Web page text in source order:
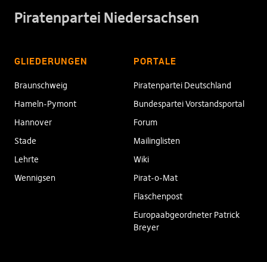
Piratenpartei Niedersachsen
GLIEDERUNGEN
Braunschweig
Hameln-Pymont
Hannover
Stade
Lehrte
Wennigsen
PORTALE
Piratenpartei Deutschland
Bundespartei Vorstandsportal
Forum
Mailinglisten
Wiki
Pirat-o-Mat
Flaschenpost
Europaabgeordneter Patrick
Breyer